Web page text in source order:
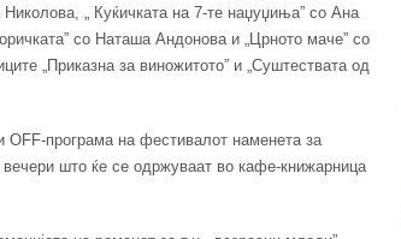
„ Куќичката на 7-те наџуџиња” со Ана
со Наташа Андонова и „Црното маче” со
„Приказна за виножитото” и „Суштествата од
програма на фестивалот наменета за
што ќе се одржуваат во кафе-книжарница